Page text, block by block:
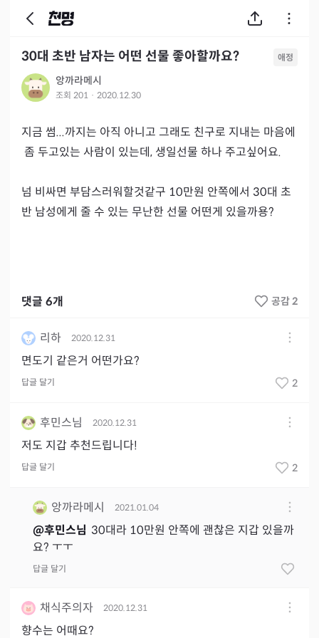
30대 초반 남자는 어떤 선물 좋아할까요? 애정
앙까라메시
조회 201 · 2020.12.30
지금 썸...까지는 아직 아니고 그래도 친구로 지내는 마음에
좀 두고있는 사람이 있는데, 생일선물 하나 주고싶어요.
넘 비싸면 부담스러워할것같구 10만원 안쪽에서 30대 초
반 남성에게 줄 수 있는 무난한 선물 어떤게 있을까용?
댓글 6개 공감 2
리하 2020.12.31
면도기 같은거 어떤가요?
답글 달기 2
후민스님 2020.12.31
저도 지갑 추천드립니다!
답글 달기 2
앙까라메시 2021.01.04
@후민스님 30대라 10만원 안쪽에 괜찮은 지갑 있을까
요? ㅜㅜ
답글 달기
채식주의자 2020.12.31
향수는 어때요?